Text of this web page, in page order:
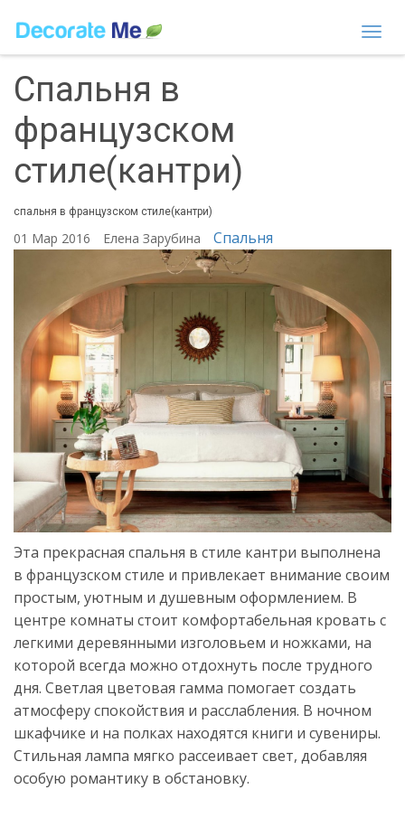
Спальня в
французском
стиле(кантри)
спальня в французском стиле(кантри)
01 Мар 2016 Елена Зарубина Спальня
Эта прекрасная спальня в стиле кантри выполнена
в французском стиле и привлекает внимание своим
простым, уютным и душевным оформлением. В
центре комнаты стоит комфортабельная кровать с
легкими деревянными изголовьем и ножками, на
которой всегда можно отдохнуть после трудного
дня. Светлая цветовая гамма помогает создать
атмосферу спокойствия и расслабления. В ночном
шкафчике и на полках находятся книги и сувениры.
Стильная лампа мягко рассеивает свет, добавляя
особую романтику в обстановку.